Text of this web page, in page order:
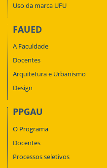
Uso da marca UFU
FAUED
A Faculdade
Docentes
Arquitetura e Urbanismo
Design
PPGAU
O Programa
Docentes
Processos seletivos